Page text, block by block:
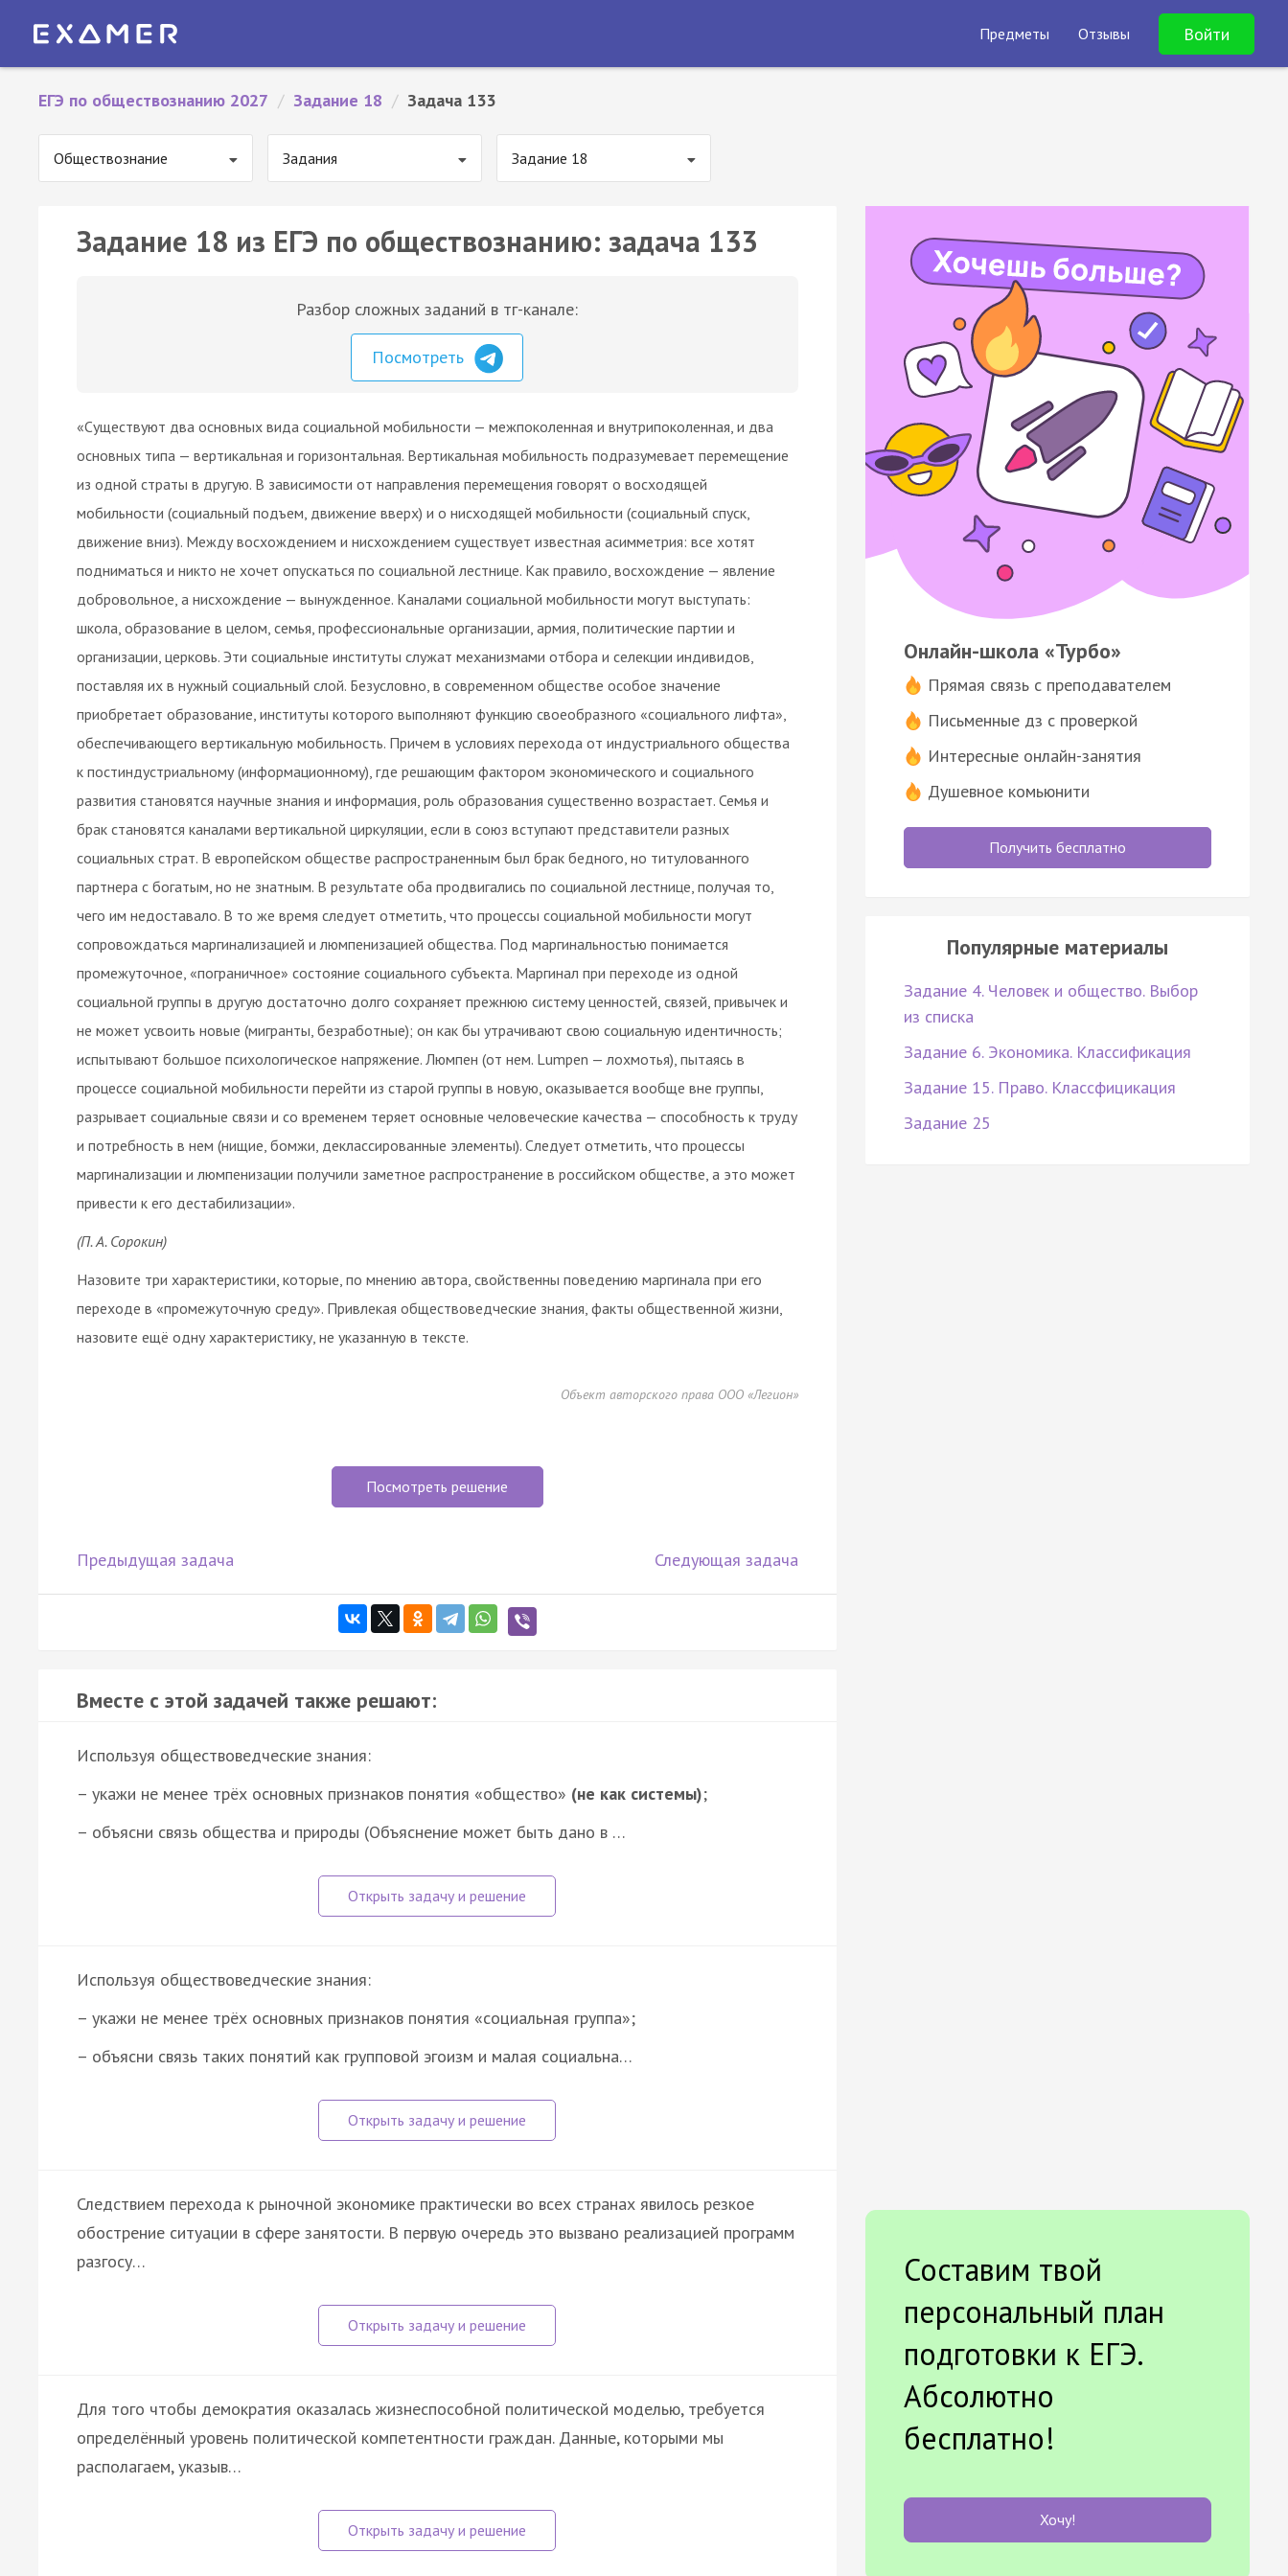
Предметы Отзывы Войти
ЕГЭ по обществознанию 2027 / Задание 18 / Задача 133
Обществознание Задания Задание 18
Задание 18 из ЕГЭ по обществознанию: задача 133
Разбор сложных заданий в тг-канале:
Посмотреть
«Существуют два основных вида социальной мобильности — межпоколенная и внутрипоколенная, и два
основных типа — вертикальная и горизонтальная. Вертикальная мобильность подразумевает перемещение
из одной страты в другую. В зависимости от направления перемещения говорят о восходящей
мобильности (социальный подъем, движение вверх) и о нисходящей мобильности (социальный спуск,
движение вниз). Между восхождением и нисхождением существует известная асимметрия: все хотят
подниматься и никто не хочет опускаться по социальной лестнице. Как правило, восхождение — явление
добровольное, а нисхождение — вынужденное. Каналами социальной мобильности могут выступать:
школа, образование в целом, семья, профессиональные организации, армия, политические партии и
организации, церковь. Эти социальные институты служат механизмами отбора и селекции индивидов,
поставляя их в нужный социальный слой. Безусловно, в современном обществе особое значение
приобретает образование, институты которого выполняют функцию своеобразного «социального лифта»,
обеспечивающего вертикальную мобильность. Причем в условиях перехода от индустриального общества
к постиндустриальному (информационному), где решающим фактором экономического и социального
развития становятся научные знания и информация, роль образования существенно возрастает. Семья и
брак становятся каналами вертикальной циркуляции, если в союз вступают представители разных
социальных страт. В европейском обществе распространенным был брак бедного, но титулованного
партнера с богатым, но не знатным. В результате оба продвигались по социальной лестнице, получая то,
чего им недоставало. В то же время следует отметить, что процессы социальной мобильности могут
сопровождаться маргинализацией и люмпенизацией общества. Под маргинальностью понимается
промежуточное, «пограничное» состояние социального субъекта. Маргинал при переходе из одной
социальной группы в другую достаточно долго сохраняет прежнюю систему ценностей, связей, привычек и
не может усвоить новые (мигранты, безработные); он как бы утрачивают свою социальную идентичность;
испытывают большое психологическое напряжение. Люмпен (от нем. Lumpen — лохмотья), пытаясь в
процессе социальной мобильности перейти из старой группы в новую, оказывается вообще вне группы,
разрывает социальные связи и со временем теряет основные человеческие качества — способность к труду
и потребность в нем (нищие, бомжи, деклассированные элементы). Следует отметить, что процессы
маргинализации и люмпенизации получили заметное распространение в российском обществе, а это может
привести к его дестабилизации».
(П. А. Сорокин)
Назовите три характеристики, которые, по мнению автора, свойственны поведению маргинала при его
переходе в «промежуточную среду». Привлекая обществоведческие знания, факты общественной жизни,
назовите ещё одну характеристику, не указанную в тексте.
Объект авторского права ООО «Легион»
Посмотреть решение
Предыдущая задача Следующая задача
Вместе с этой задачей также решают:
Используя обществоведческие знания:
– укажи не менее трёх основных признаков понятия «общество» (не как системы);
– объясни связь общества и природы (Объяснение может быть дано в …
Используя обществоведческие знания:
– укажи не менее трёх основных признаков понятия «социальная группа»;
– объясни связь таких понятий как групповой эгоизм и малая социальна…
Следствием перехода к рыночной экономике практически во всех странах явилось резкое
обострение ситуации в сфере занятости. В первую очередь это вызвано реализацией программ
разгосу…
Для того чтобы демократия оказалась жизнеспособной политической моделью, требуется
определённый уровень политической компетентности граждан. Данные, которыми мы
располагаем, указыв…
Онлайн-школа «Турбо»
Прямая связь с преподавателем
Письменные дз с проверкой
Интересные онлайн-занятия
Душевное комьюнити
Получить бесплатно
Популярные материалы
Задание 4. Человек и общество. Выбор
из списка
Задание 6. Экономика. Классификация
Задание 15. Право. Классфицикация
Задание 25
Составим твой
персональный план
подготовки к ЕГЭ.
Абсолютно
бесплатно!
Хочу!